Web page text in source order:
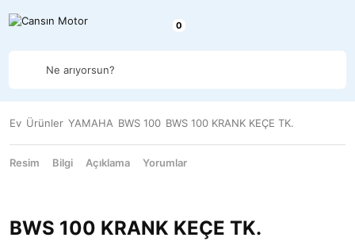
Ne arıyorsun?
Ev Ürünler YAMAHA BWS 100 BWS 100 KRANK KEÇE TK.
Resim Bilgi Açıklama Yorumlar
BWS 100 KRANK KEÇE TK.